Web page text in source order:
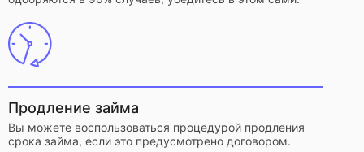
Продление займа
Вы можете воспользоваться процедурой продления
срока займа, если это предусмотрено договором.